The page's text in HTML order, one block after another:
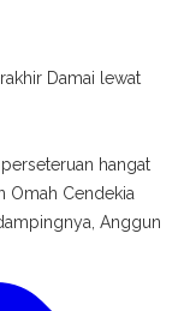
Damai lewat
hangat
Omah Cendekia
Anggun